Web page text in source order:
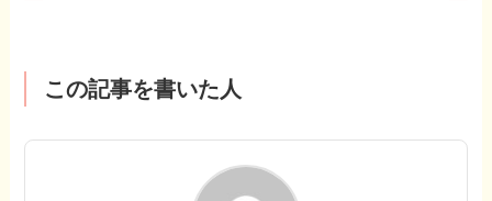
この記事を書いた人